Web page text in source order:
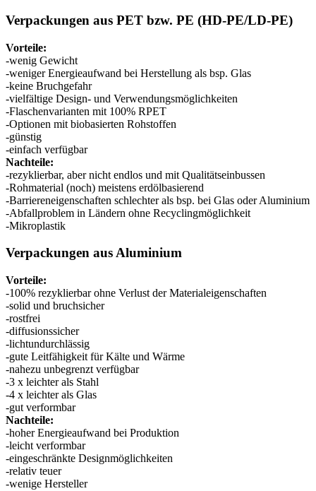
Saucenflaschen(24)
Spirituosenflaschen
Sprüher(18)
Tanks
Verschlüsse
Weinflaschen und Sektflaschen
Verpackungen aus PET bzw. PE (HD-PE/LD-PE)
Vorteile:
-wenig Gewicht
-weniger Energieaufwand bei Herstellung als bsp. Glas
-keine Bruchgefahr
-vielfältige Design- und Verwendungsmöglichkeiten
-Flaschenvarianten mit 100% RPET
-Optionen mit biobasierten Rohstoffen
-günstig
-einfach verfügbar
Nachteile:
-rezyklierbar, aber nicht endlos und mit Qualitätseinbussen
-Rohmaterial (noch) meistens erdölbasierend
-Barriereneigenschaften schlechter als bsp. bei Glas oder Aluminium
-Abfallproblem in Ländern ohne Recyclingmöglichkeit
-Mikroplastik
Verpackungen aus Aluminium
Vorteile:
-100% rezyklierbar ohne Verlust der Materialeigenschaften
-solid und bruchsicher
-rostfrei
-diffusionssicher
-lichtundurchlässig
-gute Leitfähigkeit für Kälte und Wärme
-nahezu unbegrenzt verfügbar
-3 x leichter als Stahl
-4 x leichter als Glas
-gut verformbar
Nachteile:
-hoher Energieaufwand bei Produktion
-leicht verformbar
-eingeschränkte Designmöglichkeiten
-relativ teuer
-wenige Hersteller